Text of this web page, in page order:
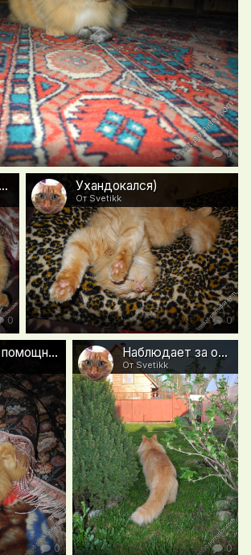
0
Дачный инспектор отдыхает
0
Ухандокался)
От Svetikk
0
Главный помощник типа спрятался
0
Наблюдает за обстановкой из кустов
От Svetikk
0